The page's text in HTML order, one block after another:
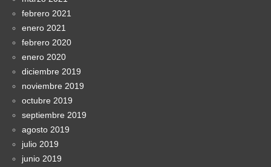
febrero 2021
enero 2021
febrero 2020
enero 2020
diciembre 2019
noviembre 2019
octubre 2019
septiembre 2019
agosto 2019
julio 2019
junio 2019